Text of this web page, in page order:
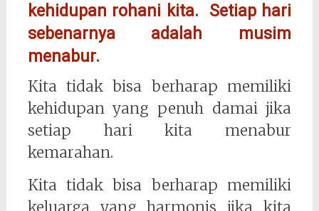
kehidupan rohani kita. Setiap hari
sebenarnya adalah musim
menabur.
Kita tidak bisa berharap memiliki
kehidupan yang penuh damai jika
setiap hari kita menabur
kemarahan.
Kita tidak bisa berharap memiliki
keluarga yang harmonis jika kita